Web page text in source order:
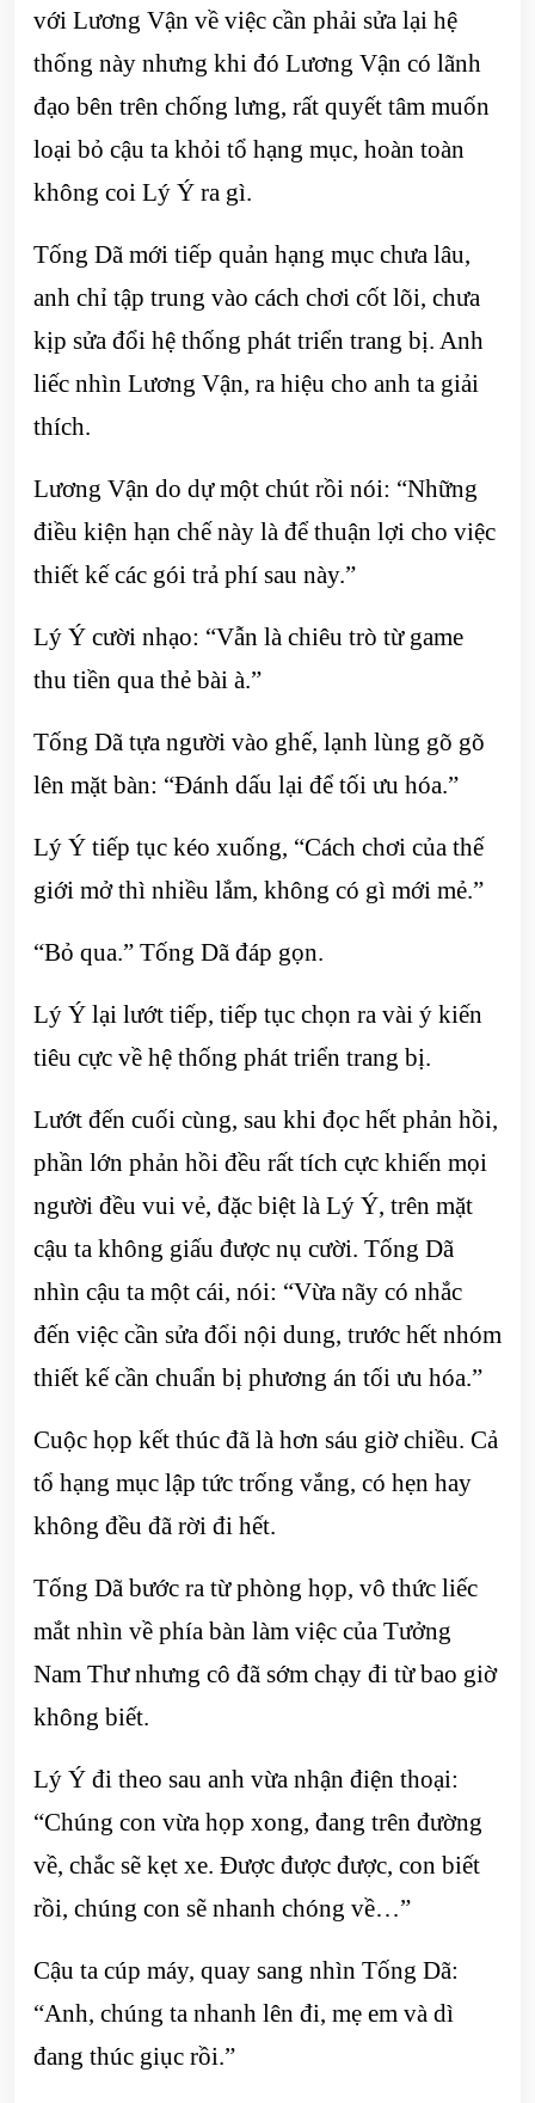
với Lương Vận về việc cần phải sửa lại hệ
thống này nhưng khi đó Lương Vận có lãnh
đạo bên trên chống lưng, rất quyết tâm muốn
loại bỏ cậu ta khỏi tổ hạng mục, hoàn toàn
không coi Lý Ý ra gì.
Tống Dã mới tiếp quản hạng mục chưa lâu,
anh chỉ tập trung vào cách chơi cốt lõi, chưa
kịp sửa đổi hệ thống phát triển trang bị. Anh
liếc nhìn Lương Vận, ra hiệu cho anh ta giải
thích.
Lương Vận do dự một chút rồi nói: “Những
điều kiện hạn chế này là để thuận lợi cho việc
thiết kế các gói trả phí sau này.”
Lý Ý cười nhạo: “Vẫn là chiêu trò từ game
thu tiền qua thẻ bài à.”
Tống Dã tựa người vào ghế, lạnh lùng gõ gõ
lên mặt bàn: “Đánh dấu lại để tối ưu hóa.”
Lý Ý tiếp tục kéo xuống, “Cách chơi của thế
giới mở thì nhiều lắm, không có gì mới mẻ.”
“Bỏ qua.” Tống Dã đáp gọn.
Lý Ý lại lướt tiếp, tiếp tục chọn ra vài ý kiến
tiêu cực về hệ thống phát triển trang bị.
Lướt đến cuối cùng, sau khi đọc hết phản hồi,
phần lớn phản hồi đều rất tích cực khiến mọi
người đều vui vẻ, đặc biệt là Lý Ý, trên mặt
cậu ta không giấu được nụ cười. Tống Dã
nhìn cậu ta một cái, nói: “Vừa nãy có nhắc
đến việc cần sửa đổi nội dung, trước hết nhóm
thiết kế cần chuẩn bị phương án tối ưu hóa.”
Cuộc họp kết thúc đã là hơn sáu giờ chiều. Cả
tổ hạng mục lập tức trống vắng, có hẹn hay
không đều đã rời đi hết.
Tống Dã bước ra từ phòng họp, vô thức liếc
mắt nhìn về phía bàn làm việc của Tưởng
Nam Thư nhưng cô đã sớm chạy đi từ bao giờ
không biết.
Lý Ý đi theo sau anh vừa nhận điện thoại:
“Chúng con vừa họp xong, đang trên đường
về, chắc sẽ kẹt xe. Được được được, con biết
rồi, chúng con sẽ nhanh chóng về…”
Cậu ta cúp máy, quay sang nhìn Tống Dã:
“Anh, chúng ta nhanh lên đi, mẹ em và dì
đang thúc giục rồi.”